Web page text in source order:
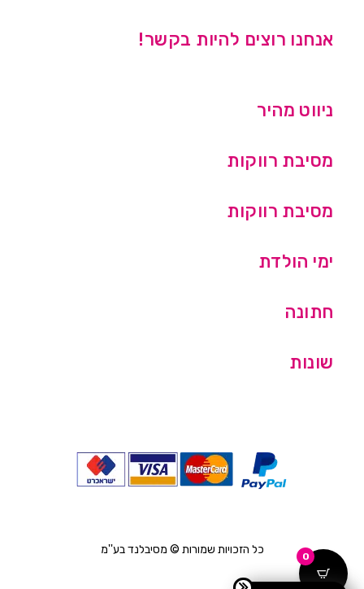
אנחנו רוצים להיות בקשר!
ניווט מהיר
מסיבת רווקות
מסיבת רווקות
ימי הולדת
חתונה
שונות
כל הזכויות שמורות © מסיבלנד בע''מ 0